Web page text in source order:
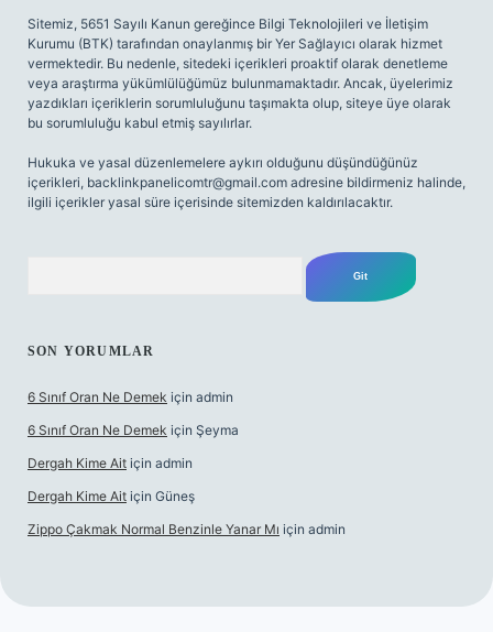
Sitemiz, 5651 Sayılı Kanun gereğince Bilgi Teknolojileri ve İletişim
Kurumu (BTK) tarafından onaylanmış bir Yer Sağlayıcı olarak hizmet
vermektedir. Bu nedenle, sitedeki içerikleri proaktif olarak denetleme
veya araştırma yükümlülüğümüz bulunmamaktadır. Ancak, üyelerimiz
yazdıkları içeriklerin sorumluluğunu taşımakta olup, siteye üye olarak
bu sorumluluğu kabul etmiş sayılırlar.
Hukuka ve yasal düzenlemelere aykırı olduğunu düşündüğünüz
içerikleri, backlinkpanelicomtr@gmail.com adresine bildirmeniz halinde,
ilgili içerikler yasal süre içerisinde sitemizden kaldırılacaktır.
SON YORUMLAR
6 Sınıf Oran Ne Demek için admin
6 Sınıf Oran Ne Demek için Şeyma
Dergah Kime Ait için admin
Dergah Kime Ait için Güneş
Zippo Çakmak Normal Benzinle Yanar Mı için admin